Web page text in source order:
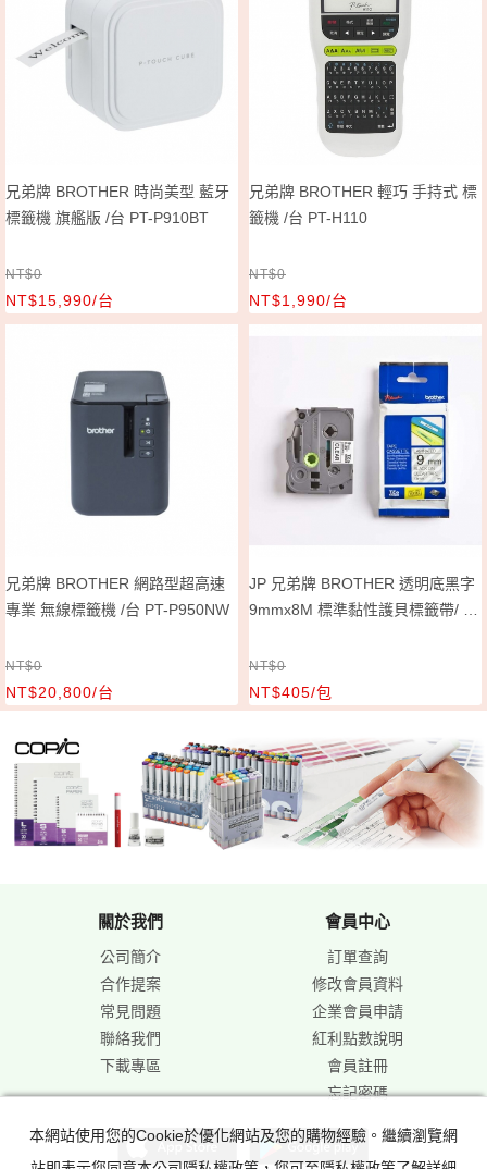
兄弟牌 BROTHER 時尚美型 藍牙
標籤機 旗艦版 /台 PT-P910BT
NT$0
NT$15,990/台
兄弟牌 BROTHER 輕巧 手持式 標
籤機 /台 PT-H110
NT$0
NT$1,990/台
兄弟牌 BROTHER 網路型超高速
專業 無線標籤機 /台 PT-P950NW
NT$0
NT$20,800/台
JP 兄弟牌 BROTHER 透明底黑字
9mmx8M 標準黏性護貝標籤帶/ 包
NT$0
NT$405/包
關於我們
公司簡介
合作提案
常見問題
聯絡我們
下載專區
會員中心
訂單查詢
修改會員資料
企業會員申請
紅利點數說明
會員註冊
忘記密碼
本網站使用您的Cookie於優化網站及您的購物經驗。繼續瀏覽網